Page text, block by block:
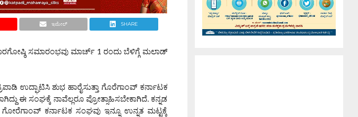
ಇಮೇಲ್ SHARE
ಸಮಾರಂಭವು ಮಾರ್ಚ್ 1 ರಂದು ಬೆಳಿಗ್ಗೆ ಮಲಾಡ್
ಉದ್ಘಾಟಿಸಿ ಶುಭ ಹಾರೈಸುತ್ತಾ ಗೊರೆಗಾಂವ್ ಕರ್ನಾಟಕ
ಈ ಸಂಘಕ್ಕೆ ನಾವೆಲ್ಲರೂ ಪ್ರೋತ್ಸಾಹಿಸಬೇಕಾಗಿದೆ. ಕನ್ನಡ
ಗೋರೆಗಾಂವ್ ಕರ್ನಾಟಕ ಸಂಘವು ಇನ್ನೂ ಉನ್ನತ ಮಟ್ಟಕ್ಕೆ